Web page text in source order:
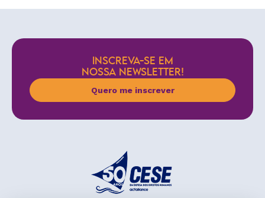
INSCREVA-SE EM
NOSSA NEWSLETTER!
Quero me inscrever